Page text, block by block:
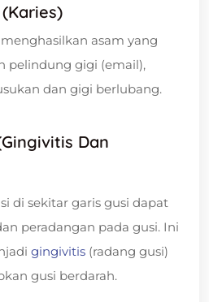
asam yang
pelindung gigi (email),
dan gigi berlubang.
Dan
di sekitar garis gusi dapat
peradangan pada gusi. Ini
gingivitis (radang gusi)
gusi berdarah.